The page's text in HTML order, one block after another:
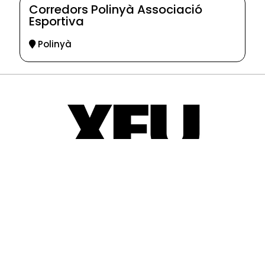
Corredors Polinyà Associació
Esportiva
Polinyà